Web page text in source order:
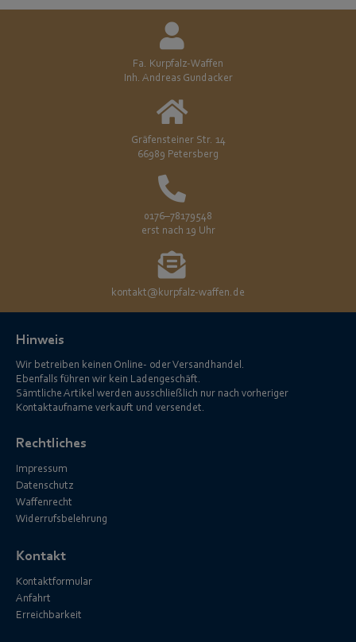
Fa. Kurpfalz-Waffen
Inh. Andreas Gundacker
Gräfensteiner Str. 14
66989 Petersberg
0176–78179548
erst nach 19 Uhr
kontakt@kurpfalz-waffen.de
Hinweis
Wir betreiben keinen Online- oder Versandhandel.
Ebenfalls führen wir kein Ladengeschäft.
Sämtliche Artikel werden ausschließlich nur nach vorheriger
Kontaktaufname verkauft und versendet.
Rechtliches
Impressum
Datenschutz
Waffenrecht
Widerrufsbelehrung
Kontakt
Kontaktformular
Anfahrt
Erreichbarkeit